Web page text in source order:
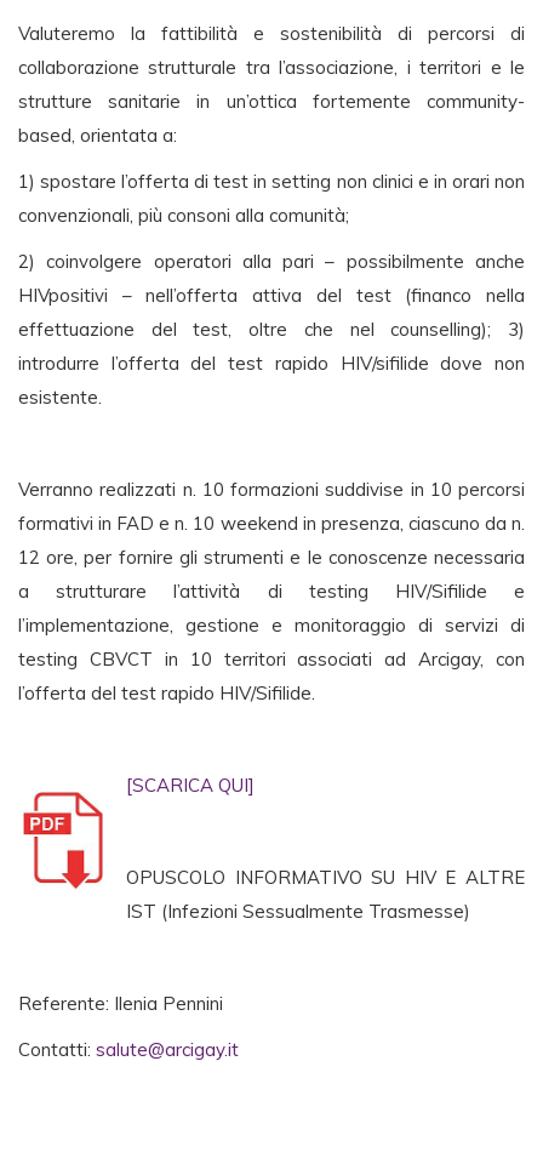
Valuteremo la fattibilità e sostenibilità di percorsi di
collaborazione strutturale tra l’associazione, i territori e le
strutture sanitarie in un’ottica fortemente community-
based, orientata a:
1) spostare l’offerta di test in setting non clinici e in orari non
convenzionali, più consoni alla comunità;
2) coinvolgere operatori alla pari – possibilmente anche
HIVpositivi – nell’offerta attiva del test (financo nella
effettuazione del test, oltre che nel counselling); 3)
introdurre l’offerta del test rapido HIV/sifilide dove non
esistente.
Verranno realizzati n. 10 formazioni suddivise in 10 percorsi
formativi in FAD e n. 10 weekend in presenza, ciascuno da n.
12 ore, per fornire gli strumenti e le conoscenze necessaria
a strutturare l’attività di testing HIV/Sifilide e
l’implementazione, gestione e monitoraggio di servizi di
testing CBVCT in 10 territori associati ad Arcigay, con
l’offerta del test rapido HIV/Sifilide.
[SCARICA QUI]
OPUSCOLO INFORMATIVO SU HIV E ALTRE
IST (Infezioni Sessualmente Trasmesse)
Referente: Ilenia Pennini
Contatti: salute@arcigay.it